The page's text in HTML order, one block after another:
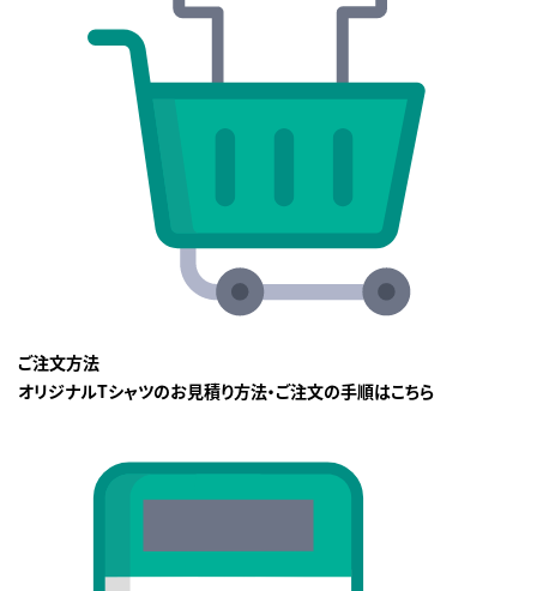
ご注文方法
オリジナルTシャツのお見積り方法・ご注文の手順はこちら